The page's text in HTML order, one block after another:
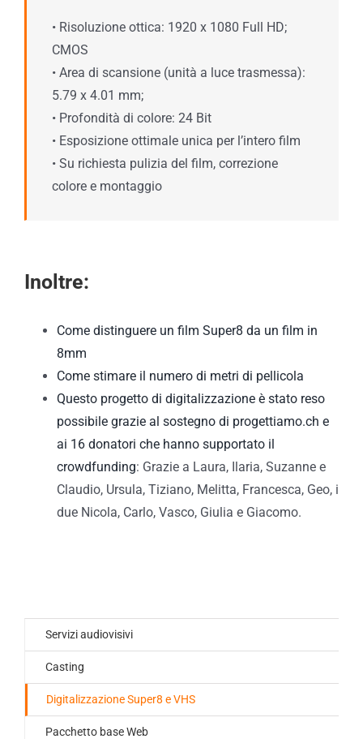
• Risoluzione ottica: 1920 x 1080 Full HD;
CMOS
• Area di scansione (unità a luce trasmessa):
5.79 x 4.01 mm;
• Profondità di colore: 24 Bit
• Esposizione ottimale unica per l’intero film
• Su richiesta pulizia del film, correzione
colore e montaggio
Inoltre:
Come distinguere un film Super8 da un film in
8mm
Come stimare il numero di metri di pellicola
Questo progetto di digitalizzazione è stato reso
possibile grazie al sostegno di progettiamo.ch e
ai 16 donatori che hanno supportato il
crowdfunding: Grazie a Laura, Ilaria, Suzanne e
Claudio, Ursula, Tiziano, Melitta, Francesca, Geo, i
due Nicola, Carlo, Vasco, Giulia e Giacomo.
Servizi audiovisivi
Casting
Digitalizzazione Super8 e VHS
Pacchetto base Web